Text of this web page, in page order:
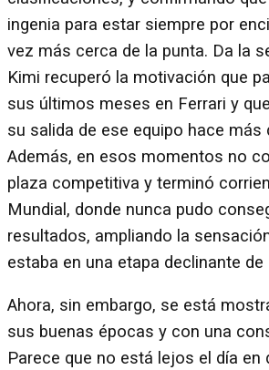
ingenia para estar siempre por
vez más cerca de la punta. Da la
Kimi recuperó la motivación que
sus últimos meses en Ferrari y
su salida de ese equipo hace más
Además, en esos momentos no
plaza competitiva y terminó
Mundial, donde nunca pudo
resultados, ampliando la
estaba en una etapa declinante de
Ahora, sin embargo, se está
sus buenas épocas y con una
Parece que no está lejos el día en